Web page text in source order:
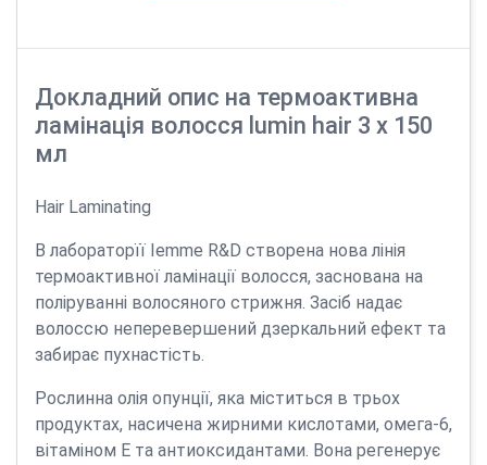
Докладний опис на термоактивна
ламінація волосся lumin hair 3 х 150
мл
Hair Laminating
В лабораторїї Iemme R&D створена нова лінія
термоактивної ламінації волосся, заснована на
поліруванні волосяного стрижня. Засіб надає
волоссю неперевершений дзеркальний ефект та
забирає пухнастість.
Рослинна олія опунції, яка міститься в трьох
продуктах, насичена жирними кислотами, омега-6,
вітаміном Е та антиоксидантами. Вона регенерує